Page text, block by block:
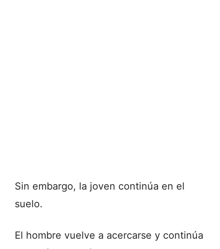
Sin embargo, la joven continúa en el
suelo.
El hombre vuelve a acercarse y continúa